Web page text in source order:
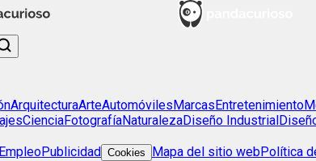
ArquitecturaArteAutomóvilesMarcasEntretenimiento
CienciaFotografíaNaturalezaDiseño Industrial
EmpleoPublicidad Cookies Mapa del sitio webPolítica